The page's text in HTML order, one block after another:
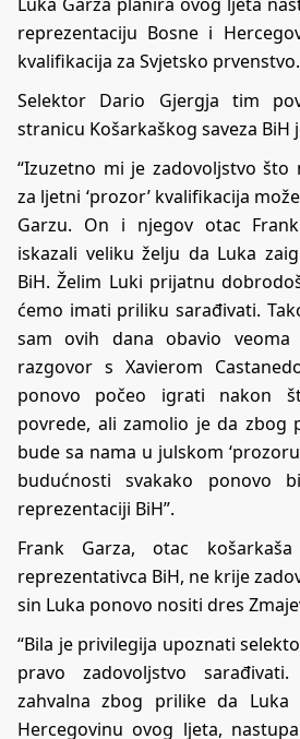
reprezentaciju Bosne i
kvalifikacija za Svjetsko prvenstvo.
Selektor Dario Gjergja tim
stranicu Košarkaškog saveza BiH
“Izuzetno mi je zadovoljstvo
za ljetni ‘prozor’ kvalifikacija
Garzu. On i njegov otac
iskazali veliku želju da Luka
BiH. Želim Luki prijatnu
ćemo imati priliku sarađivati.
sam ovih dana obavio
razgovor s Xavierom
ponovo počeo igrati nakon
povrede, ali zamolio je da zbog
bude sa nama u julskom
budućnosti svakako ponovo
reprezentaciji BiH”.
Frank Garza, otac
reprezentativca BiH, ne krije
sin Luka ponovo nositi dres
“Bila je privilegija upoznati
pravo zadovoljstvo
zahvalna zbog prilike da Luka
Hercegovinu ovog ljeta,